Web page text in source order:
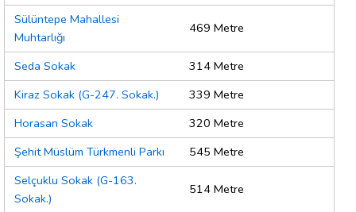
Sülüntepe Mahallesi
Muhtarlığı
469 Metre
Seda Sokak
314 Metre
Kiraz Sokak (G-247. Sokak.)
339 Metre
Horasan Sokak
320 Metre
Şehit Müslüm Türkmenli Parkı
545 Metre
Selçuklu Sokak (G-163.
Sokak.)
514 Metre